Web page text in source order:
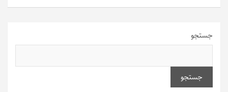
جستجو
جستجو